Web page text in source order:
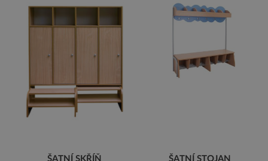
ŠATNÍ SKŘÍŇ
ŠATNÍ STOJAN